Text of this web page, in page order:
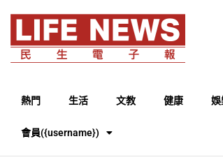
熱門 生活 文教 健康 娛
會員({username})